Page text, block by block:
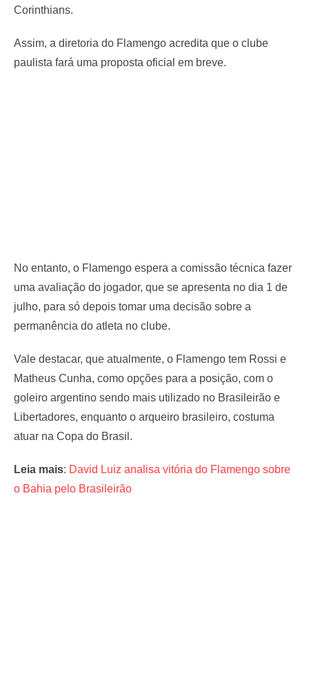
Corinthians.
Assim, a diretoria do Flamengo acredita que o clube
paulista fará uma proposta oficial em breve.
No entanto, o Flamengo espera a comissão técnica fazer
uma avaliação do jogador, que se apresenta no dia 1 de
julho, para só depois tomar uma decisão sobre a
permanência do atleta no clube.
Vale destacar, que atualmente, o Flamengo tem Rossi e
Matheus Cunha, como opções para a posição, com o
goleiro argentino sendo mais utilizado no Brasileirão e
Libertadores, enquanto o arqueiro brasileiro, costuma
atuar na Copa do Brasil.
Leia mais: David Luiz analisa vitória do Flamengo sobre
o Bahia pelo Brasileirão